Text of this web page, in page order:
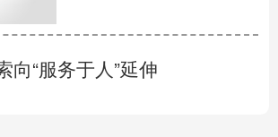
向“服务于人”延伸